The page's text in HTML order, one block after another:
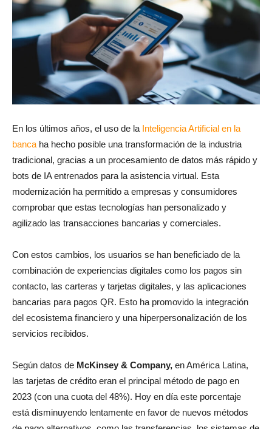
En los últimos años, el uso de la Inteligencia Artificial en la
banca ha hecho posible una transformación de la industria
tradicional, gracias a un procesamiento de datos más rápido y
bots de IA entrenados para la asistencia virtual. Esta
modernización ha permitido a empresas y consumidores
comprobar que estas tecnologías han personalizado y
agilizado las transacciones bancarias y comerciales.
Con estos cambios, los usuarios se han beneficiado de la
combinación de experiencias digitales como los pagos sin
contacto, las carteras y tarjetas digitales, y las aplicaciones
bancarias para pagos QR. Esto ha promovido la integración
del ecosistema financiero y una hiperpersonalización de los
servicios recibidos.
Según datos de McKinsey & Company, en América Latina,
las tarjetas de crédito eran el principal método de pago en
2023 (con una cuota del 48%). Hoy en día este porcentaje
está disminuyendo lentamente en favor de nuevos métodos